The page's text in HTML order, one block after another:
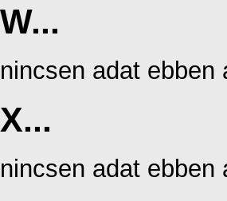
W...
nincsen adat ebben
X...
nincsen adat ebben